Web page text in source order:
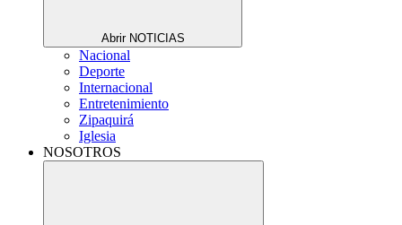
Abrir NOTICIAS
Nacional
Deporte
Internacional
Entretenimiento
Zipaquirá
Iglesia
NOSOTROS